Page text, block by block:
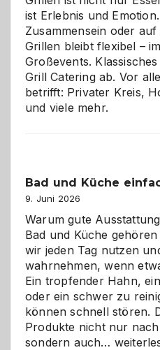
ist Erlebnis und
Zusammensein oder
Grillen bleibt flexibel –
Großevents.
Grill Catering ab. Vor
betrifft: Privater Kreis,
und viele mehr.
Bad und Küche
9. Juni 2026
Warum gute
Bad und Küche
wir jeden Tag nutzen
wahrnehmen, wenn
Ein tropfender Hahn,
oder ein schwer zu
können schnell stören.
Produkte nicht nur
sondern auch… Bad